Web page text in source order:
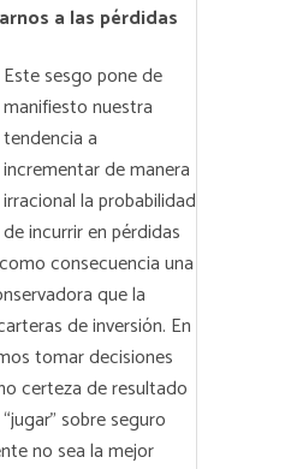
a las pérdidas
Este sesgo pone de
manifiesto nuestra
tendencia a
incrementar de manera
irracional la probabilidad
de incurrir en pérdidas
consecuencia una
que la
de inversión. En
tomar decisiones
certeza de resultado
sobre seguro
no sea la mejor